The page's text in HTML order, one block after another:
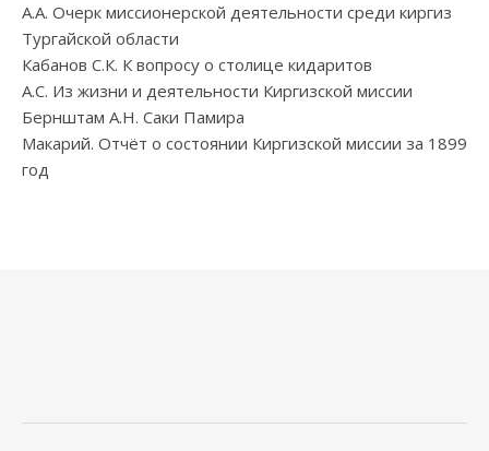
А.А. Очерк миссионерской деятельности среди киргиз
Тургайской области
Кабанов С.К. К вопросу о столице кидаритов
А.С. Из жизни и деятельности Киргизской миссии
Бернштам А.Н. Саки Памира
Макарий. Отчёт о состоянии Киргизской миссии за 1899
год